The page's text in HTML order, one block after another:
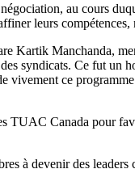
au cours
leurs
Kartik Manchanda,
syndicats. Ce fut un
ce
TUAC Canada pour
à devenir des